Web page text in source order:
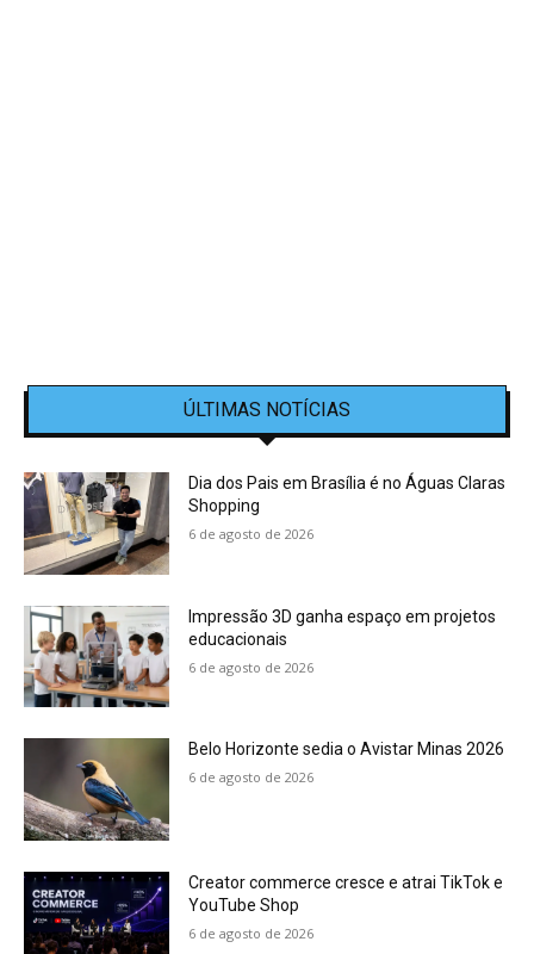
ÚLTIMAS NOTÍCIAS
Dia dos Pais em Brasília é no Águas Claras
Shopping
6 de agosto de 2026
Impressão 3D ganha espaço em projetos
educacionais
6 de agosto de 2026
Belo Horizonte sedia o Avistar Minas 2026
6 de agosto de 2026
Creator commerce cresce e atrai TikTok e
YouTube Shop
6 de agosto de 2026